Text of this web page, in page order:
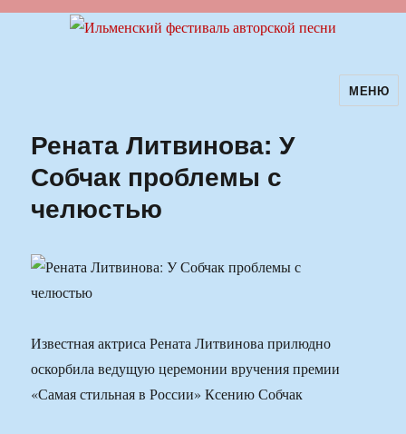
Ильменский фестиваль авторскойМЕНЮ
Рената Литвинова: У
Собчак проблемы с
челюстью
Известная актриса Рената Литвинова прилюдно
оскорбила ведущую церемонии вручения премии
«Самая стильная в России» Ксению Собчак